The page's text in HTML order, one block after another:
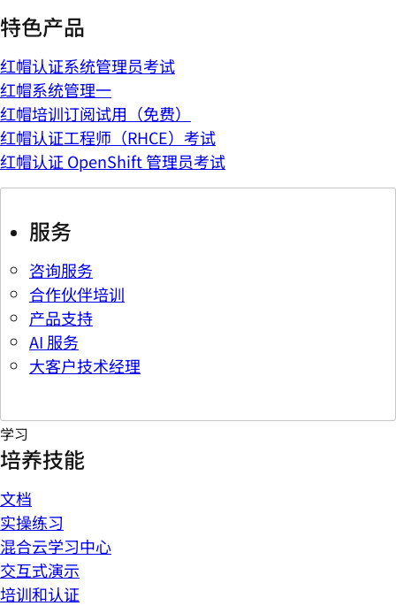
特色产品
红帽认证系统管理员考试
红帽系统管理一
红帽培训订阅试用（免费）
红帽认证工程师（RHCE）考试
红帽认证 OpenShift 管理员考试
服务
咨询服务
合作伙伴培训
产品支持
AI 服务
大客户技术经理
学习
培养技能
文档
实操练习
混合云学习中心
交互式演示
培训和认证